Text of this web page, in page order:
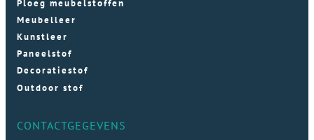
Ploeg meubelstoffen
Meubelleer
Kunstleer
Paneelstof
Decoratiestof
Outdoor stof
CONTACTGEGEVENS